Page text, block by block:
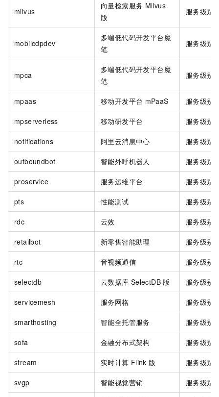
milvus
向量检索服务 Milvus
版
服务级别
mobilcdpdev
多端低代码开发平台魔
笔
服务级别
mpca
多端低代码开发平台魔
笔
服务级别
mpaas 移动开发平台 mPaaS 服务级别
mpserverless 移动研发平台 服务级别
notifications 阿里云消息中心 服务级别
outboundbot 智能外呼机器人 服务级别
proservice 服务运维平台 服务级别
pts 性能测试 服务级别
rdc 云效 服务级别
retailbot 新零售智能助理 服务级别
rtc 音视频通信 服务级别
selectdb 云数据库 SelectDB 版 服务级别
servicemesh 服务网格 服务级别
smarthosting 智能全托管服务 服务级别
sofa 金融分布式架构 服务级别
stream 实时计算 Flink 版 服务级别
svgp 智能视觉营销 服务级别